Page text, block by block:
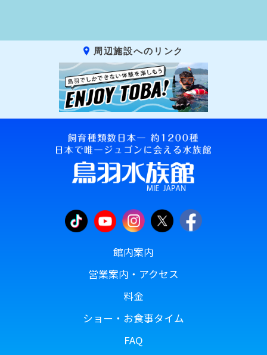
周辺施設へのリンク
館内案内
営業案内・アクセス
料金
ショー・お食事タイム
FAQ